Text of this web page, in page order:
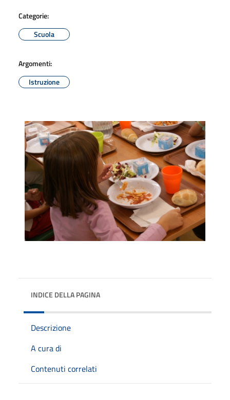
Categorie:
Scuola
Argomenti:
Istruzione
INDICE DELLA PAGINA
Descrizione
A cura di
Contenuti correlati